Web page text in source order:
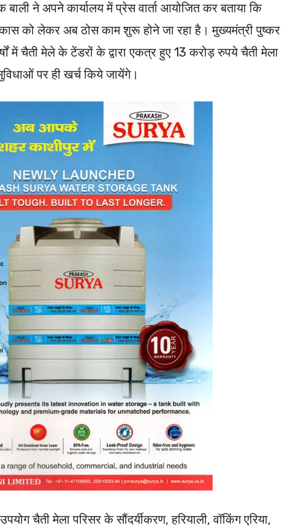
ने अपने कार्यालय में प्रेस वार्ता आयोजित कर बताया कि
को लेकर अब ठोस काम शुरू होने जा रहा है। मुख्यमंत्री पुष्कर
में चैती मेले के टेंडरों के द्वारा एकत्र हुए 13 करोड़ रुपये चैती मेला
पर ही खर्च किये जायेंगे।
चैती मेला परिसर के सौंदर्यीकरण, हरियाली, वॉकिंग एरिया,